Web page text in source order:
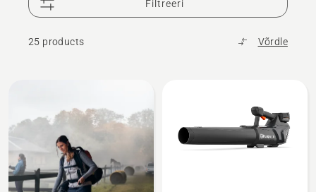
Filtreeri
25 products Võrdle
tooted